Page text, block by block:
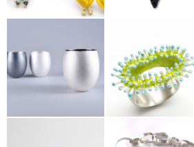
Florian Färber
Martina Ege
Cristina